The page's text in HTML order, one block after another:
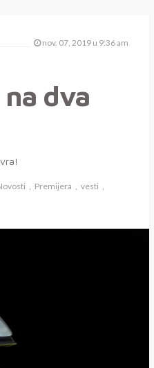
nov. 07, 2019 u 9:36 am
dva
Premijera
vesti